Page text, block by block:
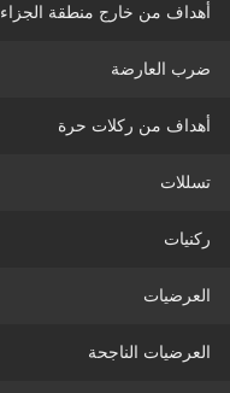
أهداف من خارج منطقة الجزاء
ضرب العارضة
أهداف من ركلات حرة
تسللات
ركنيات
العرضيات
العرضيات الناجحة